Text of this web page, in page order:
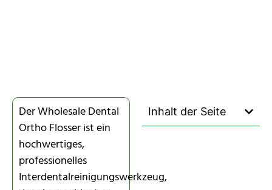
Der Wholesale Dental
Ortho Flosser ist ein
hochwertiges,
professionelles
Interdentalreinigungswerkzeug,
Inhalt der Seite